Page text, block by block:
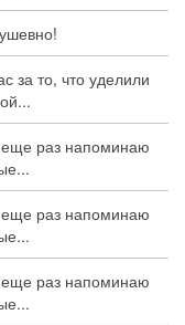
за то, что уделили
еще раз напоминаю
еще раз напоминаю
еще раз напоминаю